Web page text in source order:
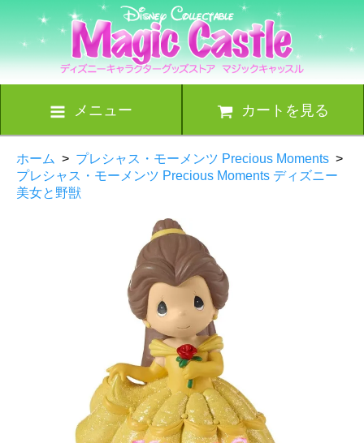
メニュー カートを見る
ホーム > プレシャス・モーメンツ Precious Moments >
プレシャス・モーメンツ Precious Moments ディズニー
美女と野獣